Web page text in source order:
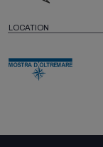
LOCATION